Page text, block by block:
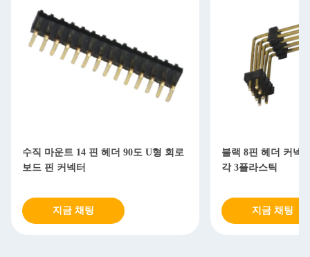
more eye strain during long sessions. Highly r
수직 마운트 14 핀 헤더 90도 U형 회로
보드 핀 커넥터
지금 채팅
블랙 8핀 헤더 커넥
각 3플라스틱
지금 채팅